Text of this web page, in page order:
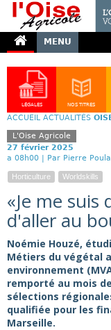
MENU
LÉGALES NOS TITRES
ACCUEIL ACTUALITÉS
L'Oise Agricole
27 février 2025
a 08h00 | Par Pierre
Horticulture Worldskills
«Je me suis
d'aller au
Noémie Houzé,
Métiers du végétal
environnement
remporté au mois
sélections
qualifiée pour les
Marseille.